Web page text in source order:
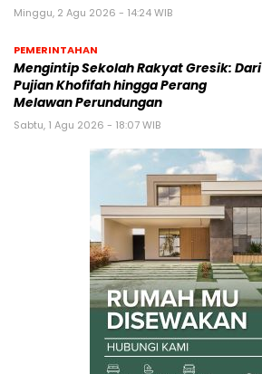
Minggu, 2 Agu 2026 - 14:24 WIB
PEMERINTAHAN
Mengintip Sekolah Rakyat Gresik: Dari
Pujian Khofifah hingga Perang
Melawan Perundungan
Sabtu, 1 Agu 2026 - 18:07 WIB